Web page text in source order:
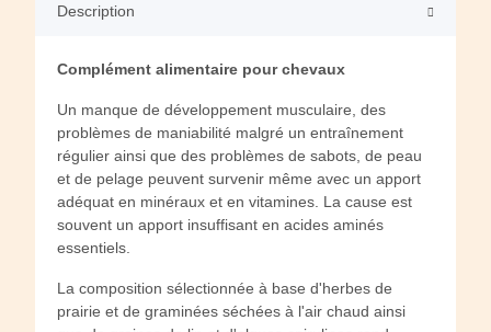
Description
Complément alimentaire pour chevaux
Un manque de développement musculaire, des
problèmes de maniabilité malgré un entraînement
régulier ainsi que des problèmes de sabots, de peau
et de pelage peuvent survenir même avec un apport
adéquat en minéraux et en vitamines. La cause est
souvent un apport insuffisant en acides aminés
essentiels.
La composition sélectionnée à base d'herbes de
prairie et de graminées séchées à l'air chaud ainsi